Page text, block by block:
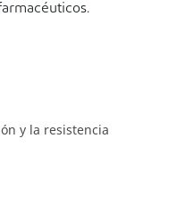
y la resistencia